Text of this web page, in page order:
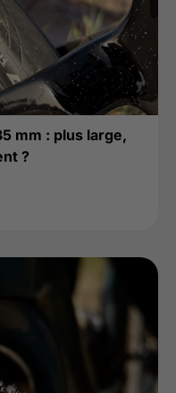
mm : plus large,
?